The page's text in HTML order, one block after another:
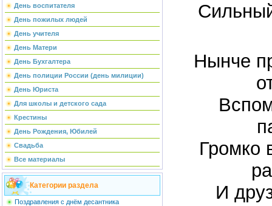
День воспитателя
День пожилых людей
День учителя
День Матери
День Бухгалтера
День полиции России (день милиции)
День Юриста
Для школы и детского сада
Крестины
День Рождения, Юбилей
Свадьба
Все материалы
Категории раздела
Поздравления с днём десантника
Нынче
Громко
И